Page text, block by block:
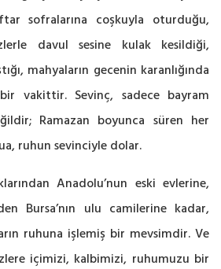
sofralarına coşkuyla oturduğu,
davul sesine kulak kesildiği,
mahyaların gecenin karanlığında
vakittir. Sevinç, sadece bayram
Ramazan boyunca süren her
ruhun sevinciyle dolar.
Anadolu’nun eski evlerine,
Bursa’nın ulu camilerine kadar,
ruhuna işlemiş bir mevsimdir. Ve
içimizi, kalbimizi, ruhumuzu bir